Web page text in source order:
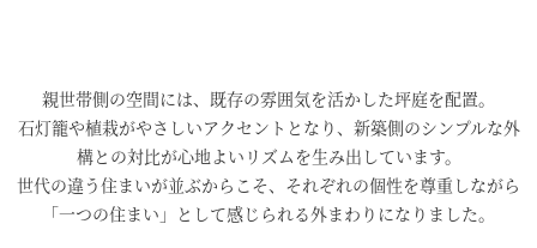
親世帯側の空間には、既存の雰囲気を活かした坪庭を配置。
石灯籠や植栽がやさしいアクセントとなり、新築側のシンプルな外
構との対比が心地よいリズムを生み出しています。
世代の違う住まいが並ぶからこそ、それぞれの個性を尊重しながら
「一つの住まい」として感じられる外まわりになりました。